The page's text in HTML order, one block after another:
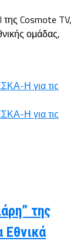
Cosmote TV,
ομάδας,
της
Εθνικά